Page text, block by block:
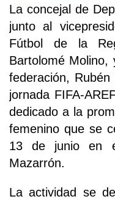
La concejal de
junto al
Fútbol de la
Bartolomé
federación,
jornada FIFA-
dedicado a la
femenino que se
13 de junio en
Mazarrón.
La actividad se